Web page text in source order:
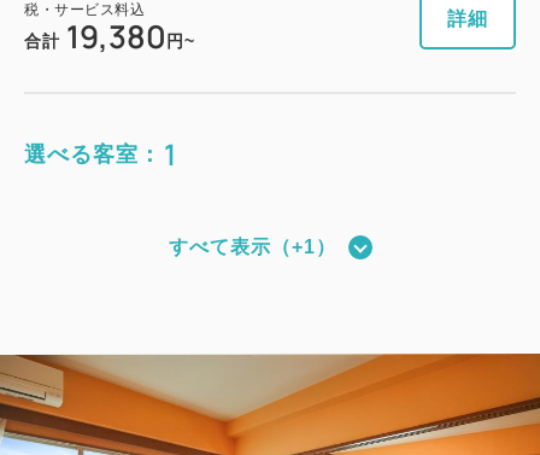
税・サービス料込
合計 19,380 円~
詳細
選べる客室： 1
獲得ポイント 352~
27.00m 1~4名
シングルサイズ×2 Wi-Fiあり（無料）
すべて表示（+1）